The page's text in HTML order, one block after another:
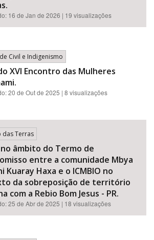
BUSCAR
16 de Jan de 2026 | 19 visualizações
Civil e Indigenismo
XVI Encontro das Mulheres
20 de Out de 2025 | 8 visualizações
das Terras
no âmbito do Termo de
entre a comunidade Mbya
Kuaray Haxa e o ICMBIO no
da sobreposição de território
com a Rebio Bom Jesus - PR.
25 de Abr de 2025 | 18 visualizações